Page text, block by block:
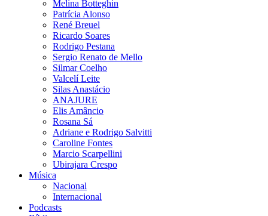
Melina Botteghin
Patrícia Alonso
René Breuel
Ricardo Soares
Rodrigo Pestana
Sergio Renato de Mello
Silmar Coelho
Valcelí Leite
Silas Anastácio
ANAJURE
Elis Amâncio
Rosana Sá
Adriane e Rodrigo Salvitti
Caroline Fontes
Marcio Scarpellini
Ubirajara Crespo
Música
Nacional
Internacional
Podcasts